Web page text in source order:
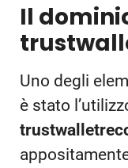
Il
Uno degli
è stato